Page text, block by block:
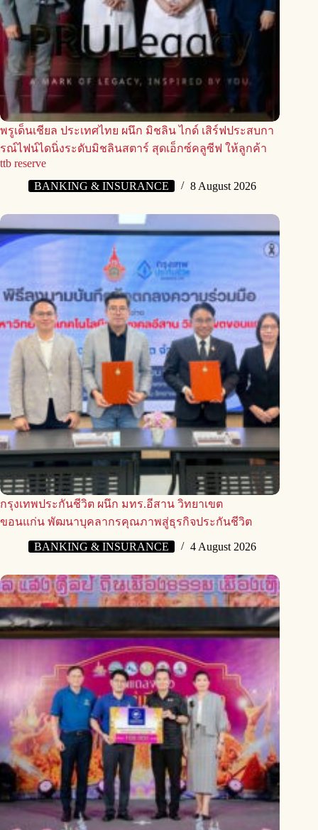
พรูเด็นเชียล ประเทศไทย ผนึก มิชลิน ไกด์ เสิร์ฟประสบกา
รณ์ไฟน์ไดนิ่งระดับมิชลินสตาร์ สุดเอ็กซ์คลูซีฟ ให้ลูกค้า
ttb reserve
BANKING & INSURANCE
8 August 2026
กรุงเทพประกันชีวิต ผนึก มทร.อีสาน วิทยาเขต
ขอนแก่น พัฒนาบุคลากรคุณภาพสู่ธุรกิจประกันชีวิต
BANKING & INSURANCE 4 August 2026